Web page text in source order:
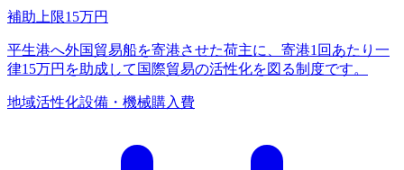
補助上限15万円
平生港へ外国貿易船を寄港させた荷主に、寄港1回あたり一
律15万円を助成して国際貿易の活性化を図る制度です。
地域活性化設備・機械購入費